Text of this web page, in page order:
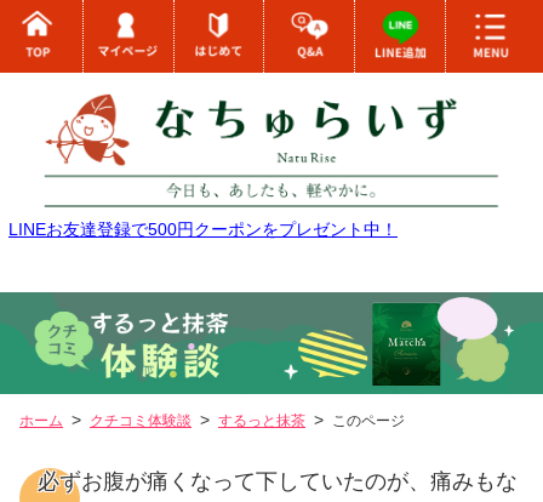
LINEお友達登録で500円クーポンをプレゼント中！
ホーム クチコミ体験談 するっと抹茶 このページ
必ずお腹が痛くなって下していたのが、痛みもな